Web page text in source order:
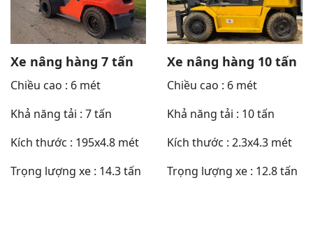
Xe nâng hàng 7 tấn
Chiều cao : 6 mét
Khả năng tải : 7 tấn
Kích thước : 195x4.8 mét
Trọng lượng xe : 14.3 tấn
Xe nâng hàng 10 tấn
Chiều cao : 6 mét
Khả năng tải : 10 tấn
Kích thước : 2.3x4.3 mét
Trọng lượng xe : 12.8 tấn